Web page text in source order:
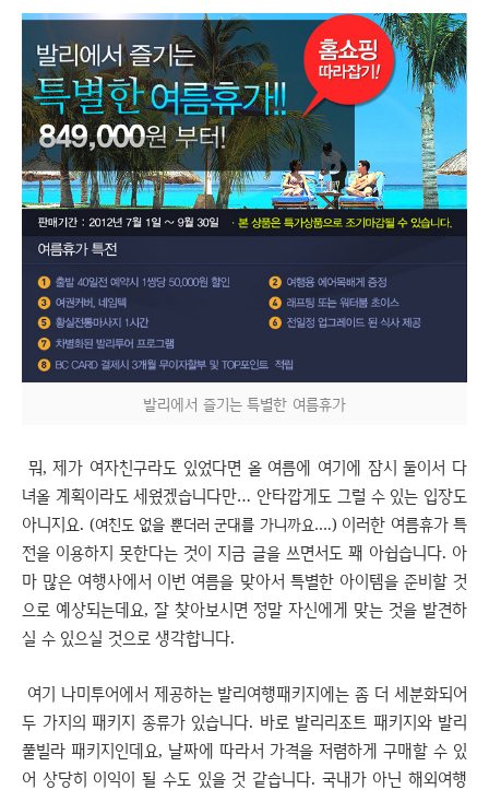
발리에서 즐기는 특별한 여름휴가
뭐, 제가 여자친구라도 있었다면 올 여름에 여기에 잠시 둘이서 다
녀올 계획이라도 세웠겠습니다만… 안타깝게도 그럴 수 있는 입장도
아니지요. (여친도 없을 뿐더러 군대를 가니까요….) 이러한 여름휴가 특
전을 이용하지 못한다는 것이 지금 글을 쓰면서도 꽤 아쉽습니다. 아
마 많은 여행사에서 이번 여름을 맞아서 특별한 아이템을 준비할 것
으로 예상되는데요, 잘 찾아보시면 정말 자신에게 맞는 것을 발견하
실 수 있으실 것으로 생각합니다.
여기 나미투어에서 제공하는 발리여행패키지에는 좀 더 세분화되어
두 가지의 패키지 종류가 있습니다. 바로 발리리조트 패키지와 발리
풀빌라 패키지인데요, 날짜에 따라서 가격을 저렴하게 구매할 수 있
어 상당히 이익이 될 수도 있을 것 같습니다. 국내가 아닌 해외여행